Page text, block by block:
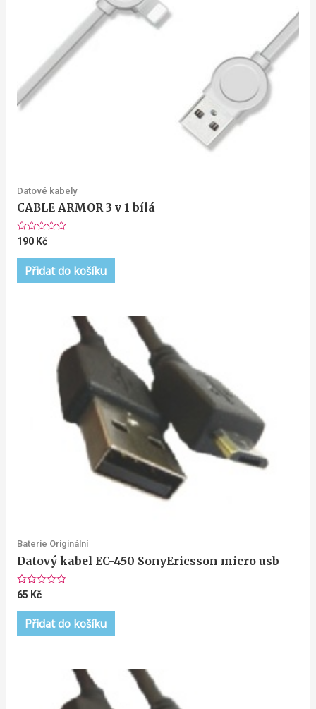
Datové kabely
CABLE ARMOR 3 v 1 bílá
Hodnocení
z
190 Kč
Přidat do košíku
Baterie Originální
Datový kabel EC-450 SonyEricsson micro usb
Hodnocení
z
65 Kč
Přidat do košíku